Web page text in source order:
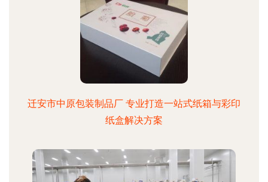
迁安市中原包装制品厂 专业打造一站式纸箱与彩印
纸盒解决方案